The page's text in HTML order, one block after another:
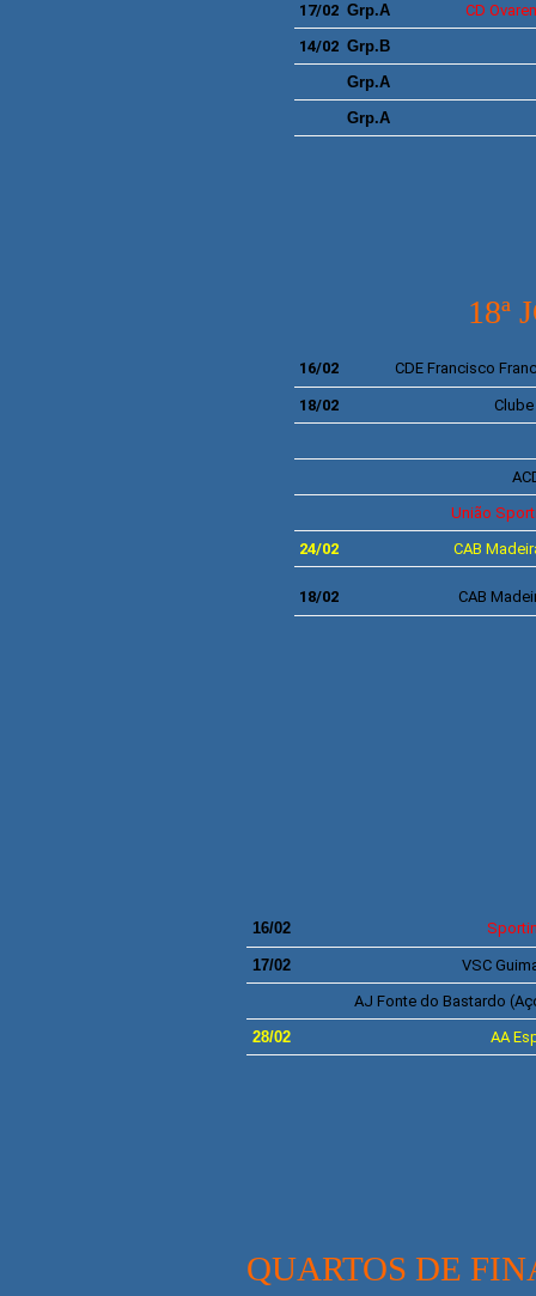
17/02 Grp.A CD
14/02 Grp.B
Grp.A
Grp.A
18ª
16/02 CDE Francisco
18/02
União
24/02
CAB
18/02 CAB
16/02
17/02 VSC
AJ Fonte do Bastardo
28/02
AA
QUARTOS DE